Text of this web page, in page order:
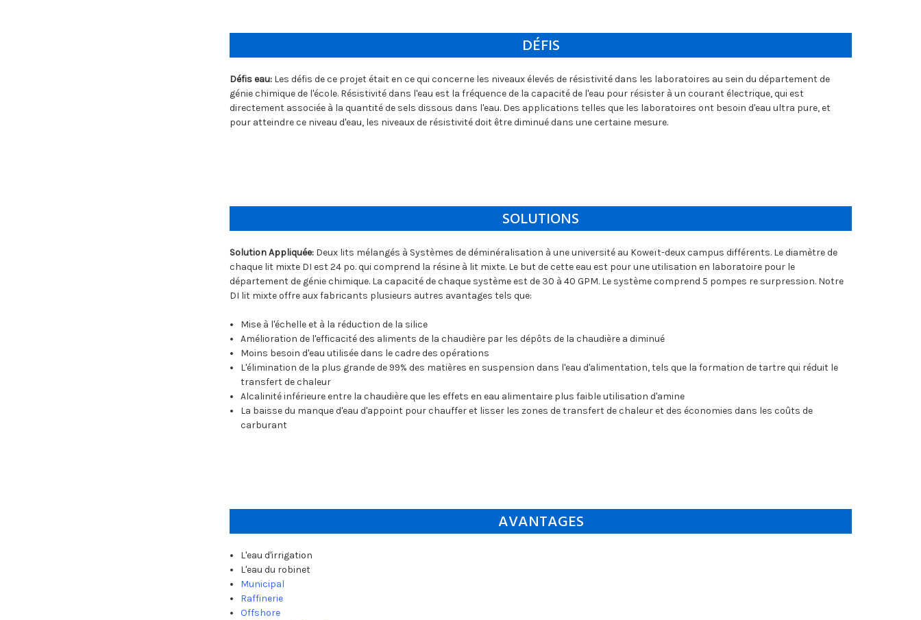
DÉFIS
Défis eau: Les défis de ce projet était en ce qui concerne les niveaux élevés de résistivité dans les laboratoires au sein du département de
génie chimique de l'école. Résistivité dans l'eau est la fréquence de la capacité de l'eau pour résister à un courant électrique, qui est
directement associée à la quantité de sels dissous dans l'eau. Des applications telles que les laboratoires ont besoin d'eau ultra pure, et
pour atteindre ce niveau d'eau, les niveaux de résistivité doit être diminué dans une certaine mesure.
SOLUTIONS
Solution Appliquée: Deux lits mélangés à Systèmes de déminéralisation à une université au Koweït-deux campus différents. Le diamètre de
chaque lit mixte DI est 24 po. qui comprend la résine à lit mixte. Le but de cette eau est pour une utilisation en laboratoire pour le
département de génie chimique. La capacité de chaque système est de 30 à 40 GPM. Le système comprend 5 pompes re surpression. Notre
DI lit mixte offre aux fabricants plusieurs autres avantages tels que:
Mise à l'échelle et à la réduction de la silice
Amélioration de l'efficacité des aliments de la chaudière par les dépôts de la chaudière a diminué
Moins besoin d'eau utilisée dans le cadre des opérations
L'élimination de la plus grande de 99% des matières en suspension dans l'eau d'alimentation, tels que la formation de tartre qui réduit le
transfert de chaleur
Alcalinité inférieure entre la chaudière que les effets en eau alimentaire plus faible utilisation d'amine
La baisse du manque d'eau d'appoint pour chauffer et lisser les zones de transfert de chaleur et des économies dans les coûts de
carburant
AVANTAGES
L'eau d'irrigation
L'eau du robinet
Municipal
Raffinerie
Offshore